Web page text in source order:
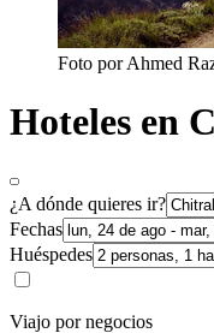
Foto por Ahmed
Hoteles en
¿A dónde quieres ir?
Fechas
Huéspedes
Viajo por negocios